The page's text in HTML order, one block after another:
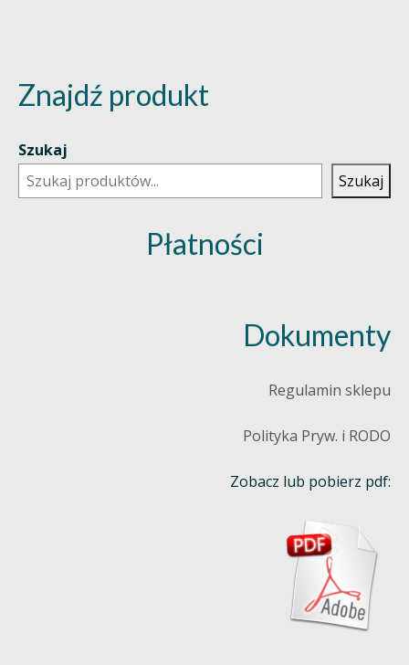
Znajdź produkt
Szukaj
Szukaj
Płatności
Dokumenty
Regulamin sklepu
Polityka Pryw. i RODO
Zobacz lub pobierz pdf: